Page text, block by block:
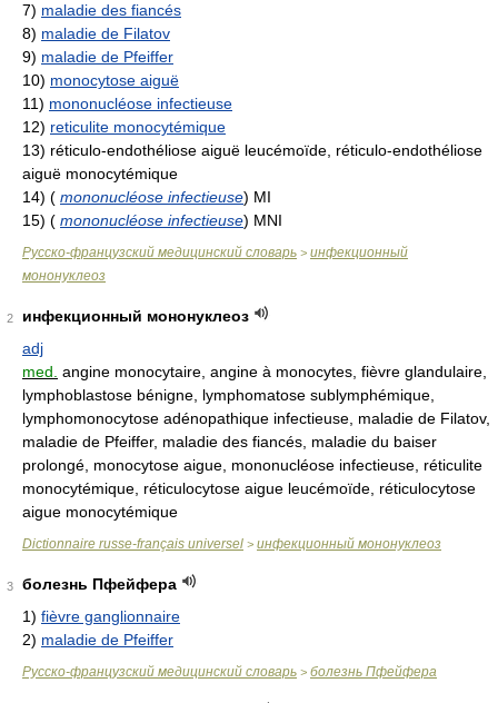
7) maladie des fiancés
8) maladie de Filatov
9) maladie de Pfeiffer
10) monocytose aiguë
11) mononucléose infectieuse
12) reticulite monocytémique
13) réticulo-endothéliose aiguë leucémoïde, réticulo-endothéliose
aiguë monocytémique
14) ( mononucléose infectieuse) MI
15) ( mononucléose infectieuse) MNI
Русско-французский медицинский словарь > инфекционный
мононуклеоз
2
инфекционный мононуклеоз
adj
med. angine monocytaire, angine à monocytes, fièvre glandulaire,
lymphoblastose bénigne, lymphomatose sublymphémique,
lymphomonocytose adénopathique infectieuse, maladie de Filatov,
maladie de Pfeiffer, maladie des fiancés, maladie du baiser
prolongé, monocytose aigue, mononucléose infectieuse, réticulite
monocytémique, réticulocytose aigue leucémoïde, réticulocytose
aigue monocytémique
Dictionnaire russe-français universel > инфекционный мононуклеоз
3
болезнь Пфейфера
1) fièvre ganglionnaire
2) maladie de Pfeiffer
Русско-французский медицинский словарь > болезнь Пфейфера